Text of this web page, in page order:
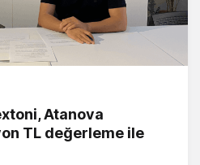
Atanova
TL değerleme ile